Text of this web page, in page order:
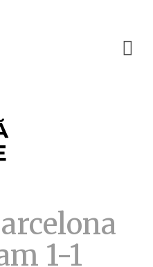
1-1